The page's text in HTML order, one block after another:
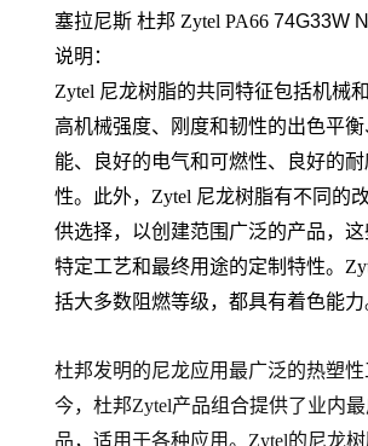
塞拉尼斯 杜邦 Zytel PA66 74G33W
说明：
Zytel 尼龙树脂的共同特征包括机械
高机械强度、刚度和韧性的出色平
能、良好的电气和可燃性、良好的
性。此外，Zytel 尼龙树脂有不同的
供选择，以创建范围广泛的产品，
特定工艺和最终用途的定制特性。
括大多数阻燃等级，都具有着色能力
杜邦发明的尼龙应用最广泛的热塑
今，杜邦Zytel产品组合提供了业内
品，适用于各种应用。Zytel的尼龙